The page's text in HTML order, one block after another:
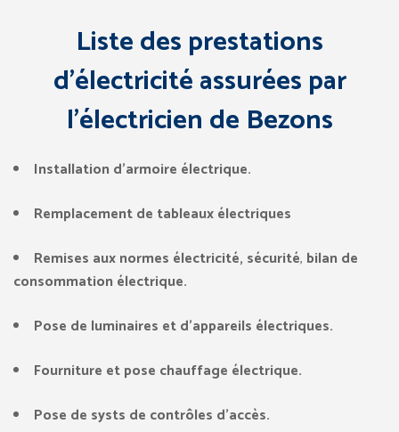
Liste des prestations
d’électricité assurées par
l’électricien de Bezons
Installation d’armoire électrique.
Remplacement de tableaux électriques
Remises aux normes électricité, sécurité, bilan de
consommation électrique.
Pose de luminaires et d’appareils électriques.
Fourniture et pose chauffage électrique.
Pose de systs de contrôles d’accès.